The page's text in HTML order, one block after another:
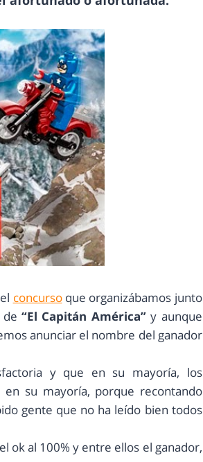
concursoque organizábamos junto
“El Capitán América”y aunque
anunciar el nombre del ganador
y que en su mayoría, los
su mayoría, porque recontando
gente que no ha leído bien todos
ok al 100% y entre ellos el ganador,